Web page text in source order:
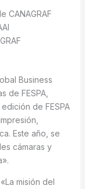
CANAGRAF
Business
de FESPA,
de FESPA
Este año, se
cámaras y
misión del